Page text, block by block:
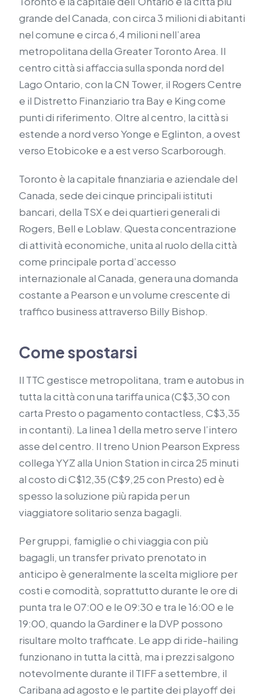
grande del Canada, con circa 3 milioni di abitanti
nel comune e circa 6,4 milioni nell’area
metropolitana della Greater Toronto Area. Il
centro città si affaccia sulla sponda nord del
Lago Ontario, con la CN Tower, il Rogers Centre
e il Distretto Finanziario tra Bay e King come
punti di riferimento. Oltre al centro, la città si
estende a nord verso Yonge e Eglinton, a ovest
verso Etobicoke e a est verso Scarborough.
Toronto è la capitale finanziaria e aziendale del
Canada, sede dei cinque principali istituti
bancari, della TSX e dei quartieri generali di
Rogers, Bell e Loblaw. Questa concentrazione
di attività economiche, unita al ruolo della città
come principale porta d’accesso
internazionale al Canada, genera una domanda
costante a Pearson e un volume crescente di
traffico business attraverso Billy Bishop.
Come spostarsi
Il TTC gestisce metropolitana, tram e autobus in
tutta la città con una tariffa unica (C$3,30 con
carta Presto o pagamento contactless, C$3,35
in contanti). La linea 1 della metro serve l’intero
asse del centro. Il treno Union Pearson Express
collega YYZ alla Union Station in circa 25 minuti
al costo di C$12,35 (C$9,25 con Presto) ed è
spesso la soluzione più rapida per un
viaggiatore solitario senza bagagli.
Per gruppi, famiglie o chi viaggia con più
bagagli, un transfer privato prenotato in
anticipo è generalmente la scelta migliore per
costi e comodità, soprattutto durante le ore di
punta tra le 07:00 e le 09:30 e tra le 16:00 e le
19:00, quando la Gardiner e la DVP possono
risultare molto trafficate. Le app di ride-hailing
funzionano in tutta la città, ma i prezzi salgono
notevolmente durante il TIFF a settembre, il
Caribana ad agosto e le partite dei playoff dei